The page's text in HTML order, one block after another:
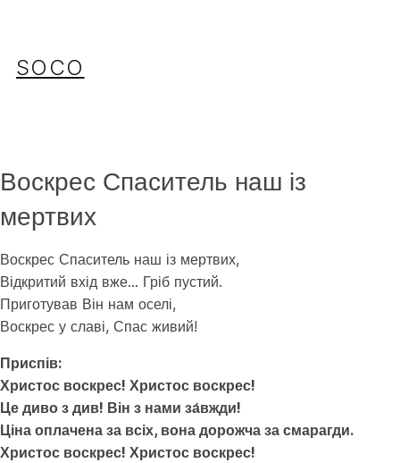
SOCO
Воскрес Спаситель наш із
мертвих
Воскрес Спаситель наш із мертвих,
Відкритий вхід вже… Гріб пустий.
Приготував Він нам оселі,
Воскрес у славі, Спас живий!
Приспів:
Христос воскрес! Христос воскрес!
Це диво з див! Він з нами за́вжди!
Ціна оплачена за всіх, вона дорожча за смарагди.
Христос воскрес! Христос воскрес!